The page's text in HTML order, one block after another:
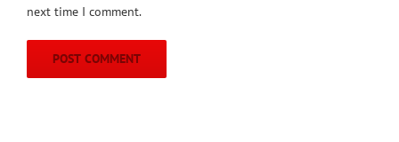
next time I comment.